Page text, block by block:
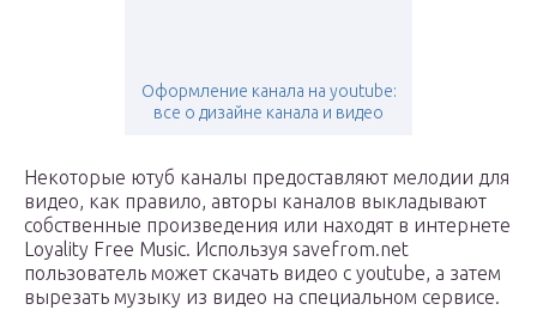
Оформление канала на youtube:
все о дизайне канала и видео
Некоторые ютуб каналы предоставляют мелодии для
видео, как правило, авторы каналов выкладывают
собственные произведения или находят в интернете
Loyality Free Music. Используя savefrom.net
пользователь может скачать видео с youtube, а затем
вырезать музыку из видео на специальном сервисе.